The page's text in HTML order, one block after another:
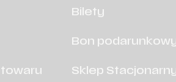
Bilety
Bon podarunkowy
Sklep Stacjonarny